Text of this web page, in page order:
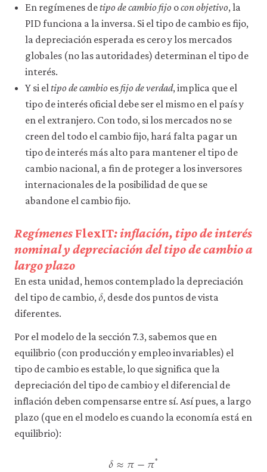
nos
ayuden
mejorar
funcionalidad
la
facilidad
uso
nuestro
sitio
web.
Estas
analíticas
instalarán
si
las
aceptas.
No
vendemos
cedemos
personales
ni
uso
a
terceros
ni
los
empleamos
con
En regímenes detipo de cambio fijo ocon objetivo, la
PID funciona a la inversa. Si el tipo de cambio es fijo,
la depreciación esperada es cero y los mercados
globales (no las autoridades) determinan el tipo de
interés.
Y si eltipo de cambio esfijo de verdad, implica que el
tipo de interés oficial debe ser el mismo en el país y
en el extranjero. Con todo, si los mercados no se
creen del todo el cambio fijo, hará falta pagar un
tipo de interés más alto para mantener el tipo de
cambio nacional, a fin de proteger a los inversores
internacionales de la posibilidad de que se
abandone el cambio fijo.
Regímenes FlexIT: inflación, tipo de interés
nominal y depreciación del tipo de cambio a
largo plazo
En esta unidad, hemos contemplado la depreciación
del tipo de cambio, 𝛿
𝛿, desde dos puntos de vista
diferentes.
Por el modelo de la sección 7.3, sabemos que en
equilibrio (con producción y empleo invariables) el
tipo de cambio es estable, lo que significa que la
depreciación del tipo de cambio y el diferencial de
inflación deben compensarse entre sí. Así pues, a largo
plazo (que en el modelo es cuando la economía está en
equilibrio):
*